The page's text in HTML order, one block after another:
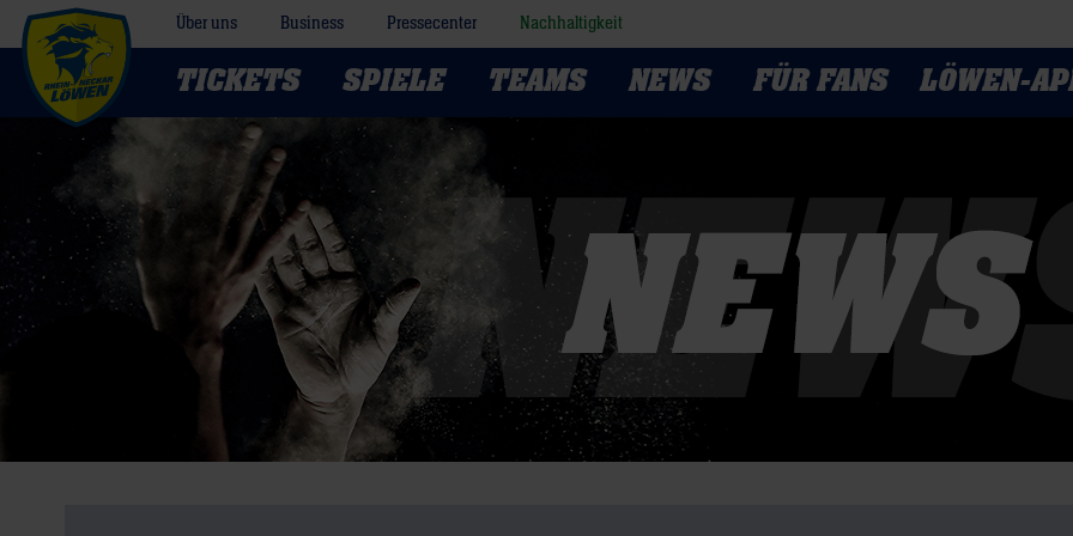
Über uns Business Pressecenter Nachhaltigkeit
TICKETS SPIELE TEAMS NEWS FÜR FANS LÖWEN-